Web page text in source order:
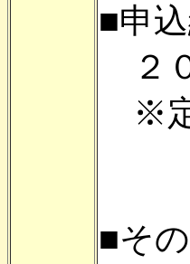
■申
２
※定
■そ